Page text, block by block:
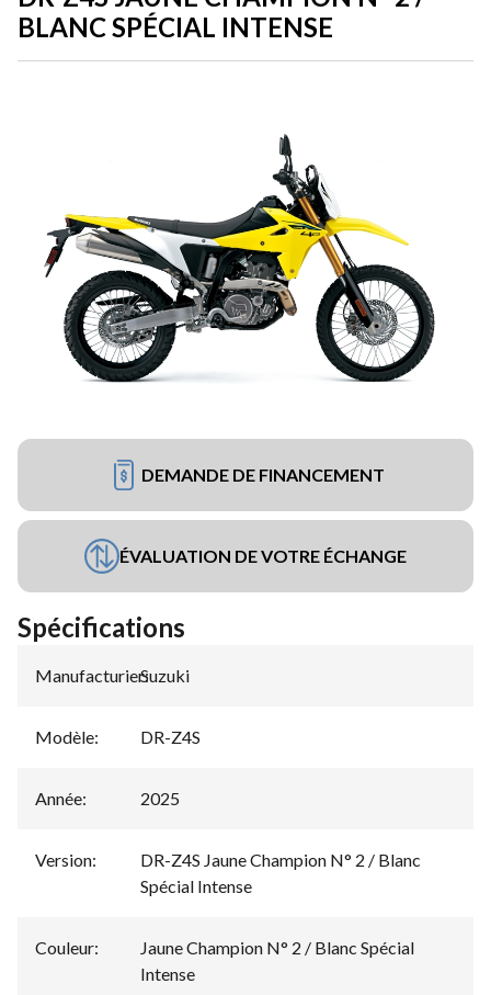
BLANC SPÉCIAL INTENSE
DEMANDE DE FINANCEMENT
ÉVALUATION DE VOTRE ÉCHANGE
Spécifications
Manufacturier:
Suzuki
Modèle: DR-Z4S
Année: 2025
Version:
DR-Z4S Jaune Champion N° 2 / Blanc
Spécial Intense
Couleur:
Jaune Champion N° 2 / Blanc Spécial
Intense